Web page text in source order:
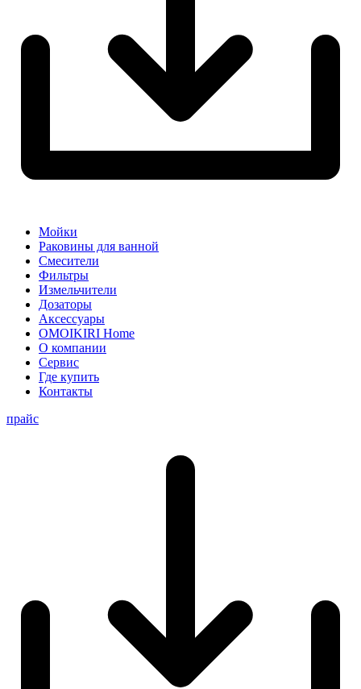
Мойки
Раковины для ванной
Смесители
Фильтры
Измельчители
Дозаторы
Аксессуары
OMOIKIRI Home
О компании
Сервис
Где купить
Контакты
прайс